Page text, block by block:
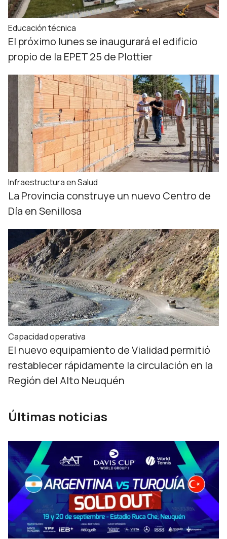
Educación técnica
El próximo lunes se inaugurará el edificio
propio de la EPET 25 de Plottier
Infraestructura en Salud
La Provincia construye un nuevo Centro de
Día en Senillosa
Capacidad operativa
El nuevo equipamiento de Vialidad permitió
restablecer rápidamente la circulación en la
Región del Alto Neuquén
Últimas noticias